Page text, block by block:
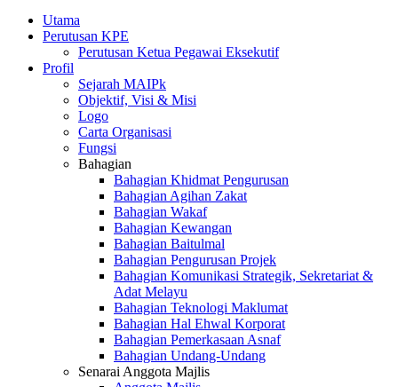
Utama
Perutusan KPE
Perutusan Ketua Pegawai Eksekutif
Profil
Sejarah MAIPk
Objektif, Visi & Misi
Logo
Carta Organisasi
Fungsi
Bahagian
Bahagian Khidmat Pengurusan
Bahagian Agihan Zakat
Bahagian Wakaf
Bahagian Kewangan
Bahagian Baitulmal
Bahagian Pengurusan Projek
Bahagian Komunikasi Strategik, Sekretariat &
Adat Melayu
Bahagian Teknologi Maklumat
Bahagian Hal Ehwal Korporat
Bahagian Pemerkasaan Asnaf
Bahagian Undang-Undang
Senarai Anggota Majlis